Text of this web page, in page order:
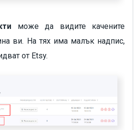
може да видите качените
ви. На тях има малък надпис,
от Etsy.